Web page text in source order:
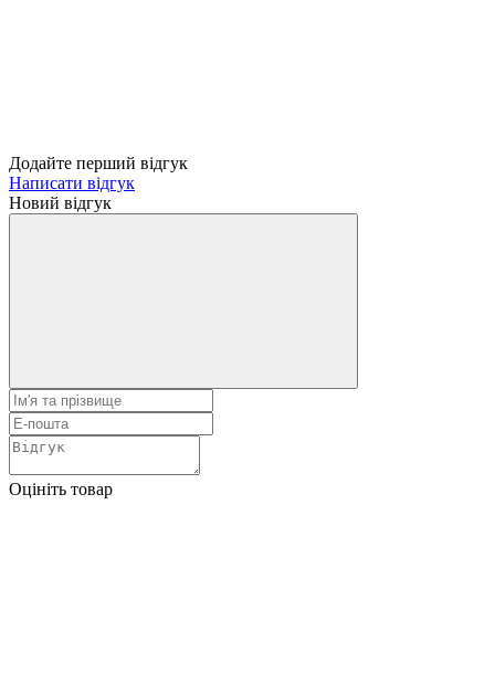
Додайте перший відгук
Написати відгук
Новий відгук
Оцініть товар